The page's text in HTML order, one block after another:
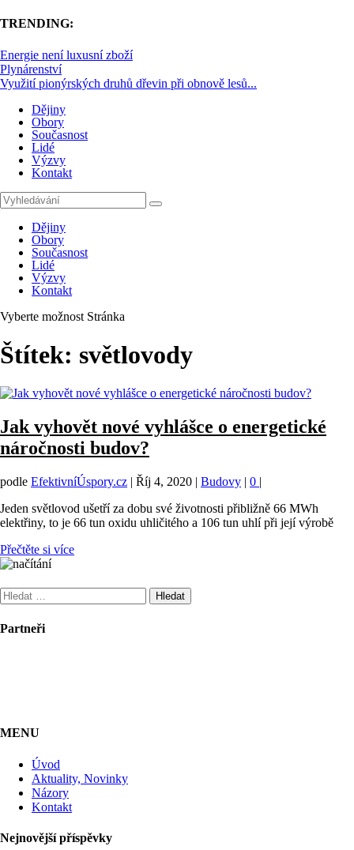
TRENDING:
Energie není luxusní zboží
Plynárenství
Využití pionýrských druhů dřevin při obnově lesů...
Dějiny
Obory
Současnost
Lidé
Výzvy
Kontakt
Dějiny
Obory
Současnost
Lidé
Výzvy
Kontakt
Vyberte možnost Stránka
Štítek: světlovody
Jak vyhovět nové vyhlášce o energetické
náročnosti budov?
podle EfektivníÚspory.cz | Říj 4, 2020 | Budovy | 0 |
Jeden světlovod ušetří za dobu své životnosti přibližně 66 MWh
elektřiny, to je 66 tun oxidu uhličitého a 106 tun uhlí při její výrobě
Přečtěte si více
Vyhledávání
Partneři
MENU
Úvod
Aktuality, Novinky
Názory
Kontakt
Nejnovější příspěvky